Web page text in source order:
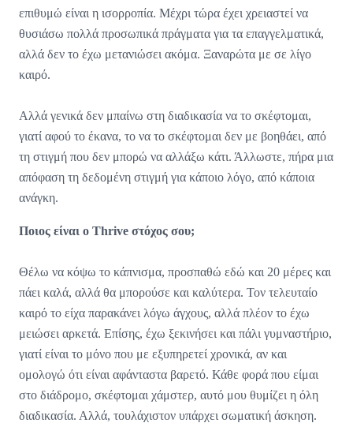
επιθυμώ είναι η ισορροπία. Μέχρι τώρα έχει χρειαστεί να
θυσιάσω πολλά προσωπικά πράγματα για τα επαγγελματικά,
αλλά δεν το έχω μετανιώσει ακόμα. Ξαναρώτα με σε λίγο
καιρό.
Αλλά γενικά δεν μπαίνω στη διαδικασία να το σκέφτομαι,
γιατί αφού το έκανα, το να το σκέφτομαι δεν με βοηθάει, από
τη στιγμή που δεν μπορώ να αλλάξω κάτι. Άλλωστε, πήρα μια
απόφαση τη δεδομένη στιγμή για κάποιο λόγο, από κάποια
ανάγκη.
Ποιος είναι ο Thrive στόχος σου;
Θέλω να κόψω το κάπνισμα, προσπαθώ εδώ και 20 μέρες και
πάει καλά, αλλά θα μπορούσε και καλύτερα. Τον τελευταίο
καιρό το είχα παρακάνει λόγω άγχους, αλλά πλέον το έχω
μειώσει αρκετά. Επίσης, έχω ξεκινήσει και πάλι γυμναστήριο,
γιατί είναι το μόνο που με εξυπηρετεί χρονικά, αν και
ομολογώ ότι είναι αφάνταστα βαρετό. Κάθε φορά που είμαι
στο διάδρομο, σκέφτομαι χάμστερ, αυτό μου θυμίζει η όλη
διαδικασία. Αλλά, τουλάχιστον υπάρχει σωματική άσκηση.